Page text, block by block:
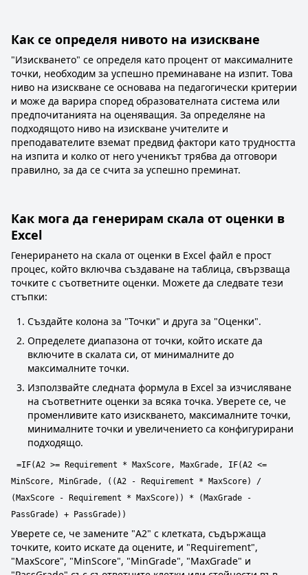
Как се определя нивото на изискване
"Изискването" се определя като процент от максималните
точки, необходим за успешно преминаване на изпит. Това
ниво на изискване се основава на педагогически критерии
и може да варира според образователната система или
предпочитанията на оценяващия. За определяне на
подходящото ниво на изискване учителите и
преподавателите вземат предвид фактори като трудността
на изпита и колко от него ученикът трябва да отговори
правилно, за да се счита за успешно преминат.
Как мога да генерирам скала от оценки в
Excel
Генерирането на скала от оценки в Excel файл е прост
процес, който включва създаване на таблица, свързваща
точките с съответните оценки. Можете да следвате тези
стъпки:
Създайте колона за "Точки" и друга за "Оценки".
Определете диапазона от точки, който искате да
включите в скалата си, от минималните до
максималните точки.
Използвайте следната формула в Excel за изчисляване
на съответните оценки за всяка точка. Уверете се, че
променливите като изискването, максималните точки,
минималните точки и увеличението са конфигурирани
подходящо.
=IF(A2 >= Requirement * MaxScore, MaxGrade, IF(A2 <=
MinScore, MinGrade, ((A2 - Requirement * MaxScore) /
(MaxScore - Requirement * MaxScore)) * (MaxGrade -
PassGrade) + PassGrade))
Уверете се, че замените "A2" с клетката, съдържаща
точките, които искате да оцените, и "Requirement",
"MaxScore", "MinScore", "MinGrade", "MaxGrade" и